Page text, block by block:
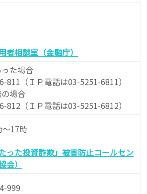
者相談室（金融庁）
た場合
811（ＩＰ電話は03-5251-6811）
場合
812（ＩＰ電話は03-5251-6812）
17時
った投資詐欺」被害防止コールセン
会）
999